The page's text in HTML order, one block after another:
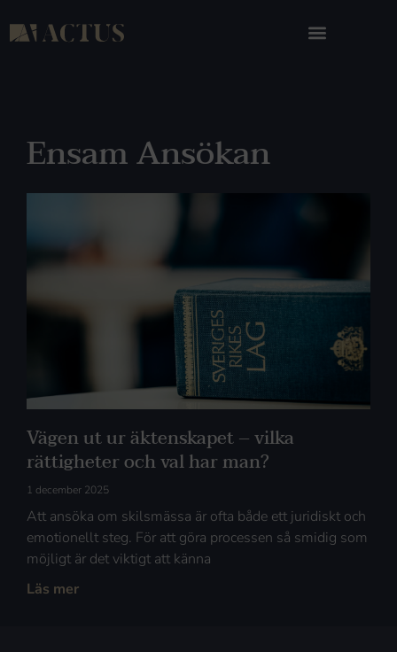
Ensam Ansökan
Vägen ut ur äktenskapet – vilka
rättigheter och val har man?
1 december 2025
Att ansöka om skilsmässa är ofta både ett juridiskt och
emotionellt steg. För att göra processen så smidig som
möjligt är det viktigt att känna
Läs mer